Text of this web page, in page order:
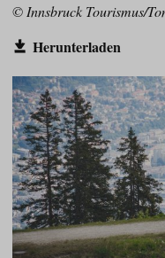
© Innsbruck Tourismus/
Herunterladen